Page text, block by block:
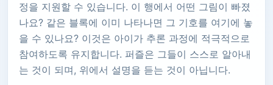
정을 지원할 수 있습니다. 이 행에서 어떤 그림이 빠졌
나요? 같은 블록에 이미 나타나면 그 기호를 여기에 놓
을 수 있나요? 이것은 아이가 추론 과정에 적극적으로
참여하도록 유지합니다. 퍼즐은 그들이 스스로 알아내
는 것이 되며, 위에서 설명을 듣는 것이 아닙니다.